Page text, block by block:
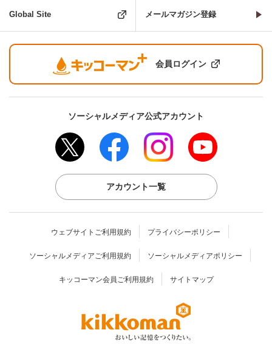
Global Site メールマガジン登録
会員ログイン
ソーシャルメディア公式アカウント
アカウント一覧
ウェブサイトご利用規約 プライバシーポリシー
ソーシャルメディアご利用規約 ソーシャルメディアポリシー
キッコーマン会員ご利用規約 サイトマップ